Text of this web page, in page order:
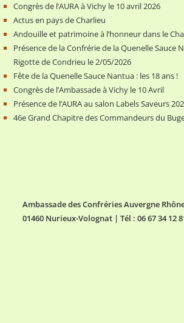
Congrès de l’AURA à Vichy le 10 avril 2026
Actus en pays de Charlieu
Andouille et patrimoine à l’honneur dans le
Présence de la Confrérie de la Quenelle Sauce
Rigotte de Condrieu le 2/05/2026
Fête de la Quenelle Sauce Nantua : les 18 ans !
Congrès de l’Ambassade à Vichy le 10 Avril
Présence de l’AURA au salon Labels Saveurs
46e Grand Chapitre des Commandeurs du
Ambassade des Confréries Auvergne
01460 Nurieux-Volognat | Tél : 06 67 34 12